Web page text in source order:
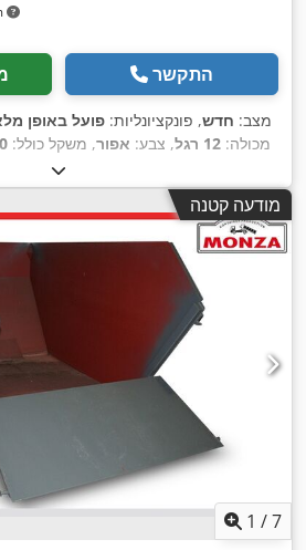
התקשר
מצב: חדש, פונקציונליות: פועל באופן
מכולה: 12 רגל , צבע: אפור, משקל כולל:
737 ק"ג
רוחב שטח הטעינה:1,720 מ"מ , אורך
, מודעה קטנה
1 /7